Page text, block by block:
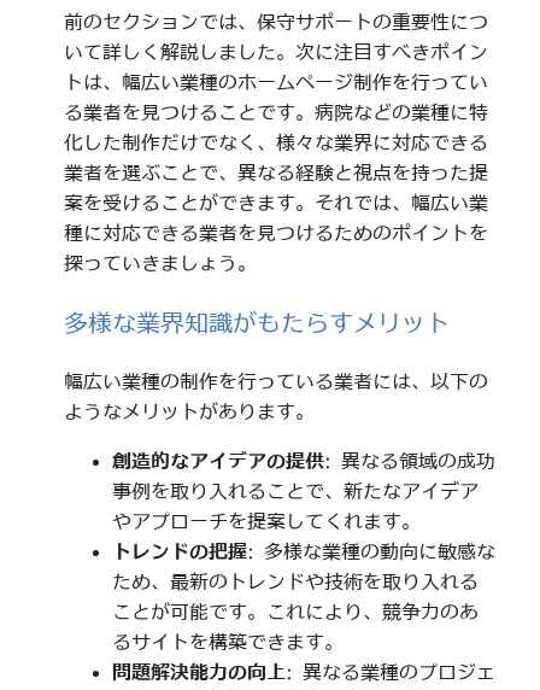
前のセクションでは、保守サポートの重要性につ
いて詳しく解説しました。次に注目すべきポイン
トは、幅広い業種のホームページ制作を行ってい
る業者を見つけることです。病院などの業種に特
化した制作だけでなく、様々な業界に対応できる
業者を選ぶことで、異なる経験と視点を持った提
案を受けることができます。それでは、幅広い業
種に対応できる業者を見つけるためのポイントを
探っていきましょう。
多様な業界知識がもたらすメリット
幅広い業種の制作を行っている業者には、以下の
ようなメリットがあります。
創造的なアイデアの提供: 異なる領域の成功
事例を取り入れることで、新たなアイデア
やアプローチを提案してくれます。
トレンドの把握: 多様な業種の動向に敏感な
ため、最新のトレンドや技術を取り入れる
ことが可能です。これにより、競争力のあ
るサイトを構築できます。
問題解決能力の向上: 異なる業種のプロジェ